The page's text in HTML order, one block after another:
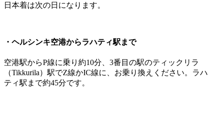
日本着は次の日になります。
・ヘルシンキ空港からラハティ駅まで
空港駅からP線に乗り約10分、3番目の駅のティックリラ
（Tikkurila）駅でZ線かIC線に、お乗り換えください。ラハ
ティ駅まで約45分です。